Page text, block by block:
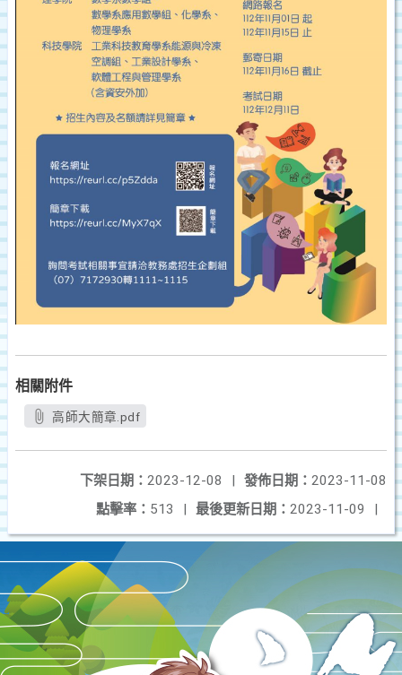
相關附件
高師大簡章.pdf
發佈日期： 2023-11-08
下架日期： 2023-12-08
|
最後更新日期： 2023-11-09 |
點擊率： 513 |